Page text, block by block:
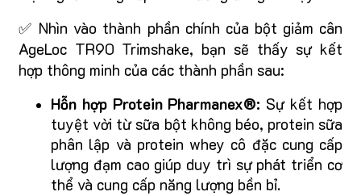
✅ Nhìn vào thành phần chính của bột giảm cân
AgeLoc TR90 Trimshake, bạn sẽ thấy sự kết
hợp thông minh của các thành phần sau:
Hỗn hợp Protein Pharmanex®: Sự kết hợp
tuyệt vời từ sữa bột không béo, protein sữa
phân lập và protein whey cô đặc cung cấp
lượng đạm cao giúp duy trì sự phát triển cơ
thể và cung cấp năng lượng bền bỉ.